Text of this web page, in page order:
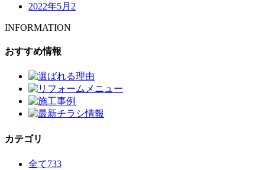
2022年5月 2
INFORMATION
おすすめ情報
カテゴリ
全て733